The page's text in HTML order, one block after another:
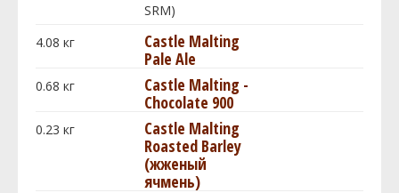
SRM)
4.08 кг
Castle Malting
Pale Ale
0.68 кг
Castle Malting -
Chocolate 900
0.23 кг
Castle Malting
Roasted Barley
(жженый
ячмень)